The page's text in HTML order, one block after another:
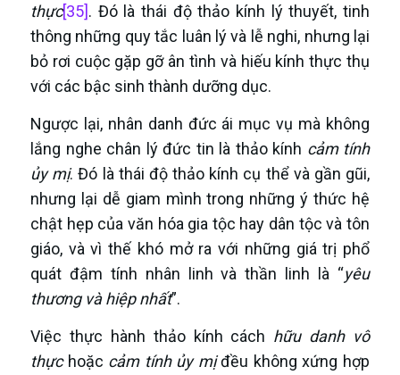
thực[35]. Đó là thái độ thảo kính lý thuyết, tinh
thông những quy tắc luân lý và lễ nghi, nhưng lại
bỏ rơi cuộc gặp gỡ ân tình và hiếu kính thực thụ
với các bậc sinh thành dưỡng dục.
Ngược lại, nhân danh đức ái mục vụ mà không
lắng nghe chân lý đức tin là thảo kính cảm tính
ủy mị. Đó là thái độ thảo kính cụ thể và gần gũi,
nhưng lại dễ giam mình trong những ý thức hệ
chật hẹp của văn hóa gia tộc hay dân tộc và tôn
giáo, và vì thế khó mở ra với những giá trị phổ
quát đậm tính nhân linh và thần linh là “yêu
thương và hiệp nhất”.
Việc thực hành thảo kính cách hữu danh vô
thựchoặc cảm tính ủy mịđều không xứng hợp